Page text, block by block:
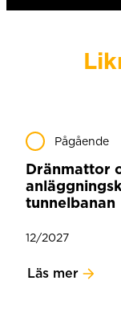
Pågående
Dränmattor
tunnelbanan
12/2027
Läs mer